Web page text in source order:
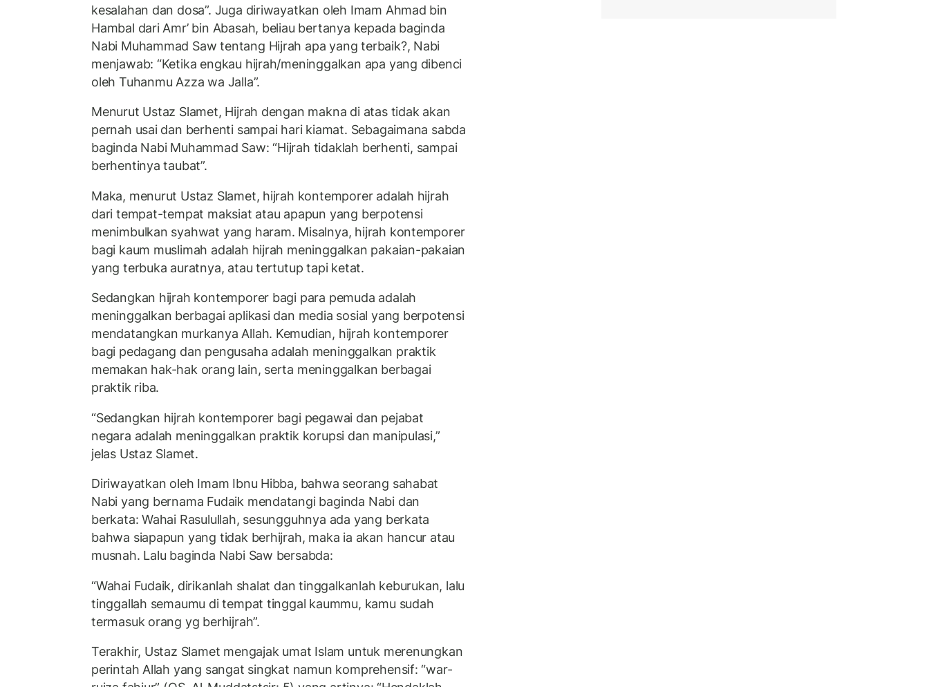
kesalahan dan dosa”. Juga diriwayatkan oleh Imam Ahmad bin
Hambal dari Amr’ bin Abasah, beliau bertanya kepada baginda
Nabi Muhammad Saw tentang Hijrah apa yang terbaik?, Nabi
menjawab: “Ketika engkau hijrah/meninggalkan apa yang dibenci
oleh Tuhanmu Azza wa Jalla”.
Menurut Ustaz Slamet, Hijrah dengan makna di atas tidak akan
pernah usai dan berhenti sampai hari kiamat. Sebagaimana sabda
baginda Nabi Muhammad Saw: “Hijrah tidaklah berhenti, sampai
berhentinya taubat”.
Maka, menurut Ustaz Slamet, hijrah kontemporer adalah hijrah
dari tempat-tempat maksiat atau apapun yang berpotensi
menimbulkan syahwat yang haram. Misalnya, hijrah kontemporer
bagi kaum muslimah adalah hijrah meninggalkan pakaian-pakaian
yang terbuka auratnya, atau tertutup tapi ketat.
Sedangkan hijrah kontemporer bagi para pemuda adalah
meninggalkan berbagai aplikasi dan media sosial yang berpotensi
mendatangkan murkanya Allah. Kemudian, hijrah kontemporer
bagi pedagang dan pengusaha adalah meninggalkan praktik
memakan hak-hak orang lain, serta meninggalkan berbagai
praktik riba.
“Sedangkan hijrah kontemporer bagi pegawai dan pejabat
negara adalah meninggalkan praktik korupsi dan manipulasi,”
jelas Ustaz Slamet.
Diriwayatkan oleh Imam Ibnu Hibba, bahwa seorang sahabat
Nabi yang bernama Fudaik mendatangi baginda Nabi dan
berkata: Wahai Rasulullah, sesungguhnya ada yang berkata
bahwa siapapun yang tidak berhijrah, maka ia akan hancur atau
musnah. Lalu baginda Nabi Saw bersabda:
“Wahai Fudaik, dirikanlah shalat dan tinggalkanlah keburukan, lalu
tinggallah semaumu di tempat tinggal kaummu, kamu sudah
termasuk orang yg berhijrah”.
Terakhir, Ustaz Slamet mengajak umat Islam untuk merenungkan
perintah Allah yang sangat singkat namun komprehensif: “war-